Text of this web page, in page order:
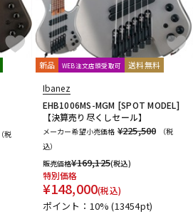
（税
新品 WEB注文店頭受取可 送料無料
Ibanez
EHB1006MS-MGM [SPOT MODEL]
【決算売り尽くしセール】
メーカー希望小売価格 ¥225,500
（税
込）
販売価格¥169,125(税込)
特別価格
¥148,000(税込)
ポイント：10%(13454pt)